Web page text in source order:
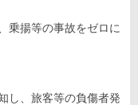
乗揚等の事故をゼロに
し、旅客等の負傷者発